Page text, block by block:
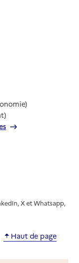
X et Whatsapp,
Haut de page